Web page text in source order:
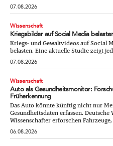
07.08.2026
Wissenschaft
Kriegsbilder auf Social Media
Kriegs- und Gewaltvideos auf Social
belasten. Eine aktuelle Studie zeigt
07.08.2026
Wissenschaft
Auto als Gesundheitsmonitor:
Früherkennung
Das Auto könnte künftig nicht nur
Gesundheitsdaten erfassen.
Wissenschafter erforschen
06.08.2026